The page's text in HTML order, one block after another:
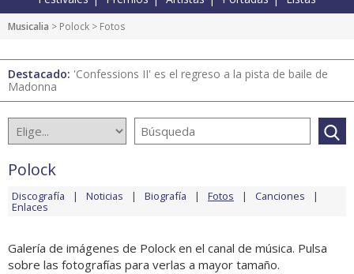
Musicalia > Polock > Fotos
Destacado: 'Confessions II' es el regreso a la pista de baile de
Madonna
Polock
Discografía Noticias Biografía Fotos Canciones
Enlaces
Galería de imágenes de Polock en el canal de música. Pulsa
sobre las fotografías para verlas a mayor tamaño.